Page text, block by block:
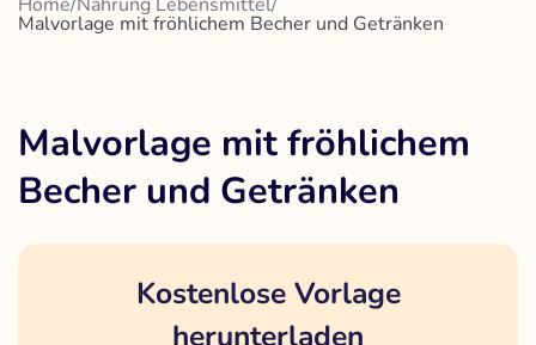
Malvorlage mit fröhlichem Becher und Getränken
Malvorlage mit fröhlichem
Becher und Getränken
Kostenlose Vorlage
herunterladen